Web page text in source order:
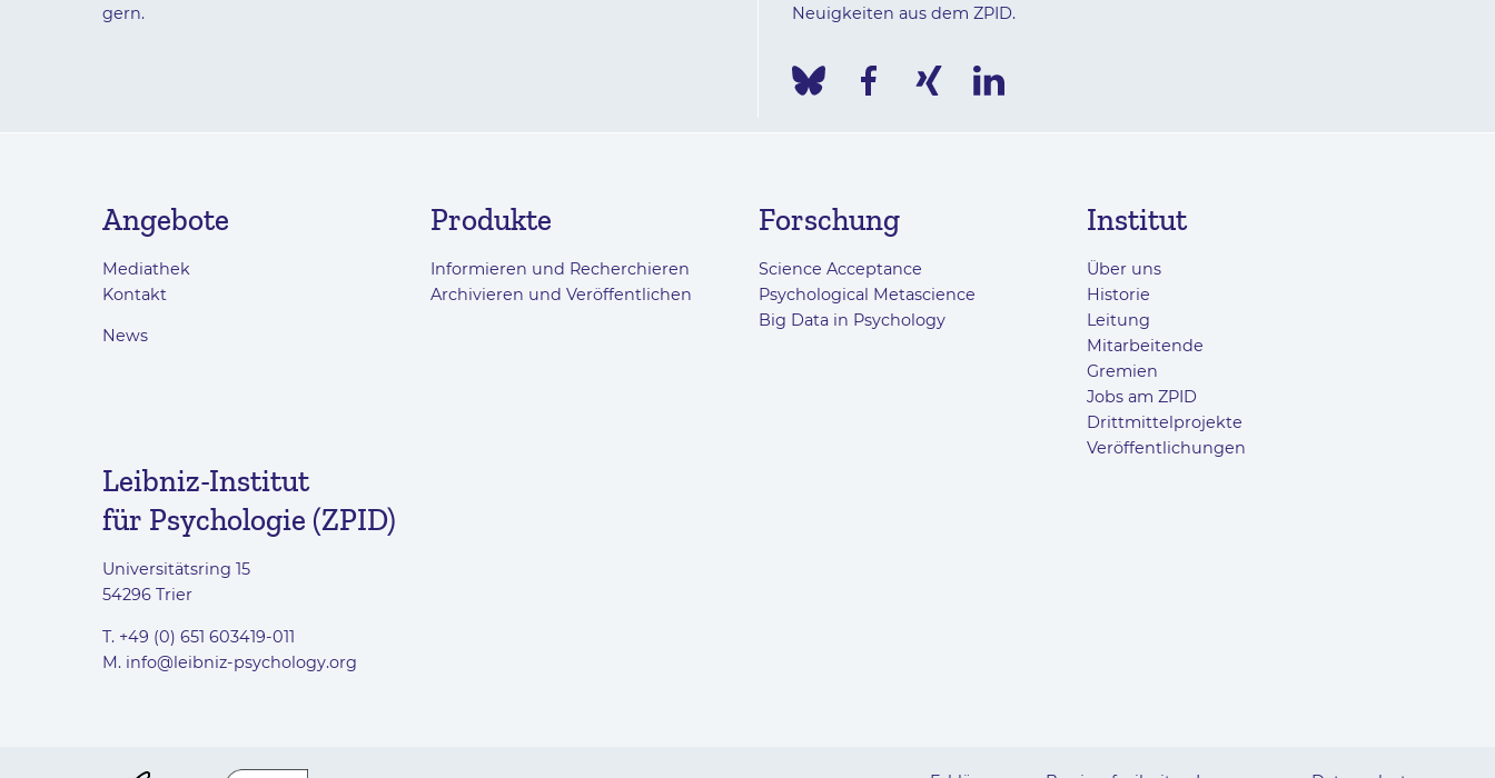
gern.
Neuigkeiten aus dem ZPID.
Angebote
Mediathek
Kontakt
News
Produkte
Informieren und Recherchieren
Archivieren und Veröffentlichen
Forschung
Science Acceptance
Psychological Metascience
Big Data in Psychology
Institut
Über uns
Historie
Leitung
Mitarbeitende
Gremien
Jobs am ZPID
Drittmittelprojekte
Veröffentlichungen
Leibniz-Institut
für Psychologie (ZPID)
Universitätsring 15
54296 Trier
T. +49 (0) 651 603419-011
M. info@leibniz-psychology.org